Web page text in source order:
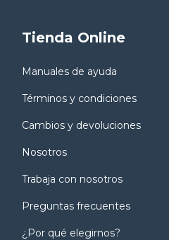
Tienda Online
Manuales de ayuda
Términos y condiciones
Cambios y devoluciones
Nosotros
Trabaja con nosotros
Preguntas frecuentes
¿Por qué elegirnos?